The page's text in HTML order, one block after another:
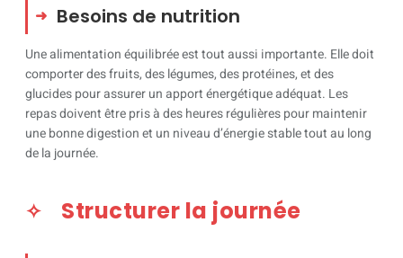
Besoins de nutrition
Une alimentation équilibrée est tout aussi importante. Elle doit
comporter des fruits, des légumes, des protéines, et des
glucides pour assurer un apport énergétique adéquat. Les
repas doivent être pris à des heures régulières pour maintenir
une bonne digestion et un niveau d’énergie stable tout au long
de la journée.
Structurer la journée